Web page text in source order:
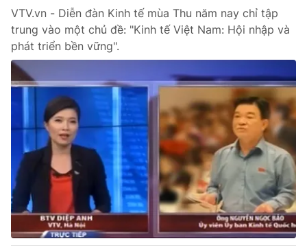
® Cấm sao chép dưới mọi hình thức nếu không có sự chấp
thuận bằng văn bản. Ghi rõ nguồn VTV.vn khi phát hành lại
thông tin từ website này.
VTV.vn - Diễn đàn Kinh tế mùa Thu năm nay chỉ tập
trung vào một chủ đề: "Kinh tế Việt Nam: Hội nhập và
phát triển bền vững".